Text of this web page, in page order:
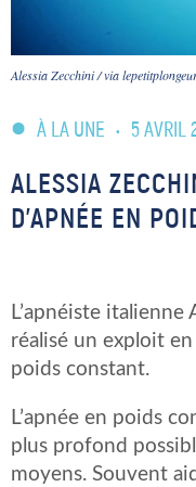
Alessia Zecchini / via
À LA UNE • 5 AVRIL
ALESSIA
D’APNÉE EN
L’apnéiste italienne
réalisé un exploit
poids constant.
L’apnée en poids
plus profond
moyens. Souvent